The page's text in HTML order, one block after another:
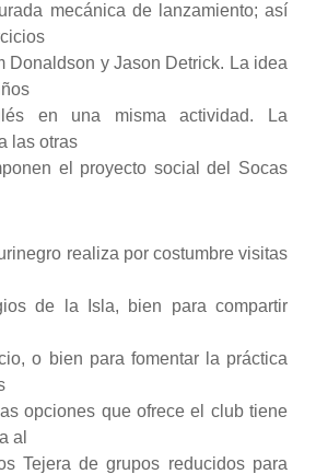
mecánica de lanzamiento; así
Donaldson y Jason Detrick. La idea
en una misma actividad. La
las otras
el proyecto social del Socas
realiza por costumbre visitas
de la Isla, bien para compartir
o bien para fomentar la práctica
opciones que ofrece el club tiene
al
Tejera de grupos reducidos para